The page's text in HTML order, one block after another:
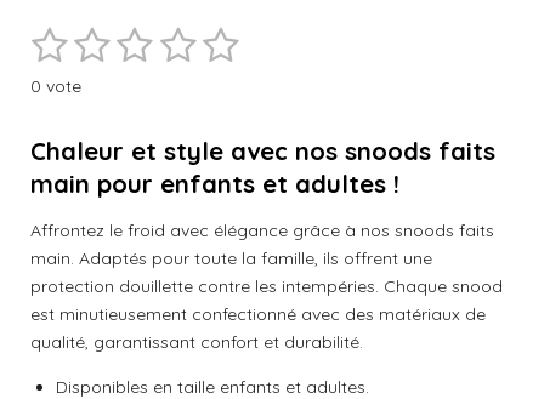
É
a
u
a
i
o
n
:
0
1
é
o
i
l
e
2
é
o
i
l
e
s
3
o
i
l
e
s
4
o
i
l
e
s
5
o
i
l
e
s
e
r
l
é
v
l
u
a
i
0 vote
Chaleur et style avec nos snoods faits
main pour enfants et adultes !
Affrontez le froid avec élégance grâce à nos snoods faits
main. Adaptés pour toute la famille, ils offrent une
protection douillette contre les intempéries. Chaque snood
est minutieusement confectionné avec des matériaux de
qualité, garantissant confort et durabilité.
Disponibles en taille enfants et adultes.